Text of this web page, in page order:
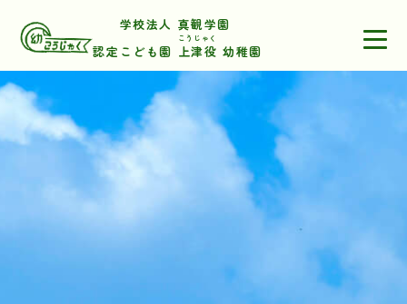
学校法人 真観学園
認定こども園 上津役
こうじゃく
幼稚園